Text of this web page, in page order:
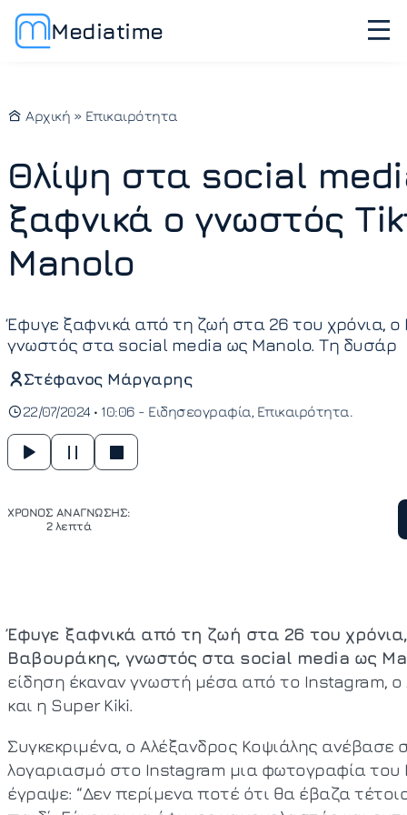
Mediatime
Αρχική » Επικαιρότητα
Θλίψη στα social
ξαφνικά ο γνωστός
Manolo
Έφυγε ξαφνικά από τη ζωή στα 26 του χρόνια,
γνωστός στα social media ως Manolo. Τη δυσάρ
Στέφανος Μάργαρης
22/07/2024 • 10:06 - Ειδησεογραφία Επικαιρότητα
ΧΡΟΝΟΣ ΑΝΑΓΝΩΣΗΣ:
2 λεπτά
Έφυγε ξαφνικά από τη ζωή στα 26 του
Βαβουράκης, γνωστός στα social media ως
είδηση έκαναν γνωστή μέσα από το Instagram, ο
και η Super Kiki.
Συγκεκριμένα, ο Αλέξανδρος Κοψιάλης
λογαριασμό στο Instagram μια φωτογραφία του
έγραψε: “Δεν περίμενα ποτέ ότι θα έβαζα